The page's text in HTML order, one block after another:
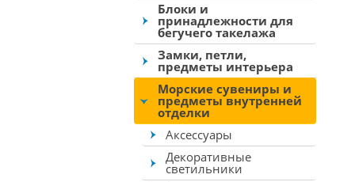
Блоки и
принадлежности для
бегучего такелажа
Замки, петли,
предметы интерьера
Морские сувениры и
предметы внутренней
отделки
Аксессуары
Декоративные
светильники